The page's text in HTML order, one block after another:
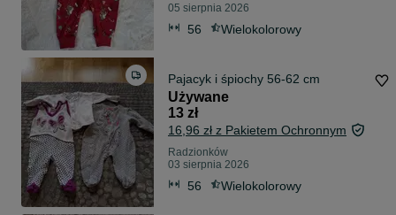
05 sierpnia 2026
56 Wielokolorowy
Pajacyk i śpiochy 56-62 cm
Używane
13 zł
16,96 zł z Pakietem Ochronnym
Radzionków
03 sierpnia 2026
56 Wielokolorowy